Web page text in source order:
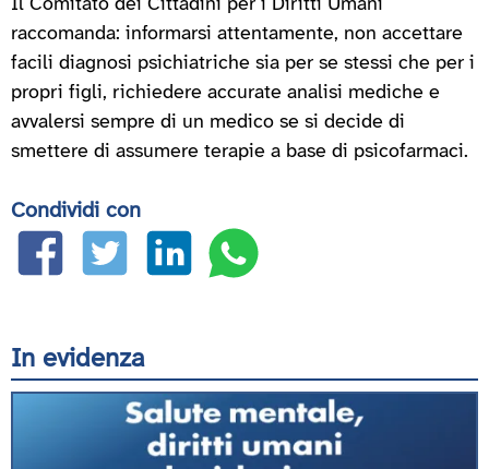
Il Comitato dei Cittadini per i Diritti Umani
raccomanda: informarsi attentamente, non accettare
facili diagnosi psichiatriche sia per se stessi che per i
propri figli, richiedere accurate analisi mediche e
avvalersi sempre di un medico se si decide di
smettere di assumere terapie a base di psicofarmaci.
Condividi con
In evidenza